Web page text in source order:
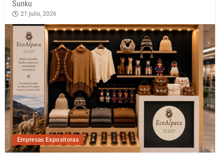
Empresas Expositoras
Sunku
21 julio, 2026